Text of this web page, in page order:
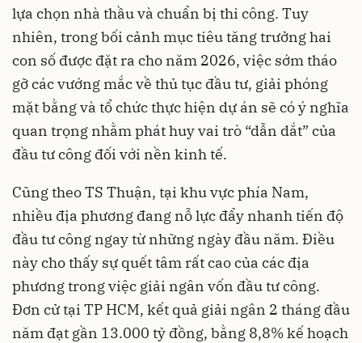
lựa chọn nhà thầu và chuẩn bị thi công. Tuy
nhiên, trong bối cảnh mục tiêu tăng trưởng hai
con số được đặt ra cho năm 2026, việc sớm tháo
gỡ các vướng mắc về thủ tục đầu tư, giải phóng
mặt bằng và tổ chức thực hiện dự án sẽ có ý nghĩa
quan trọng nhằm phát huy vai trò “dẫn dắt” của
đầu tư công đối với nền kinh tế.
Cũng theo TS Thuận, tại khu vực phía Nam,
nhiều địa phương đang nỗ lực đẩy nhanh tiến độ
đầu tư công ngay từ những ngày đầu năm. Điều
này cho thấy sự quết tâm rất cao của các địa
phương trong việc giải ngân vốn đầu tư công.
Đơn cử tại TP HCM, kết quả giải ngân 2 tháng đầu
năm đạt gần 13.000 tỷ đồng, bằng 8,8% kế hoạch